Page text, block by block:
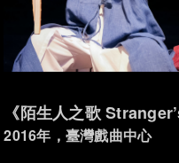
《陌生人之歌
2016年，臺灣戲曲中心